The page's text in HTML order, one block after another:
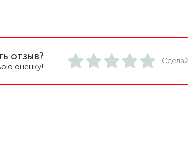
отзыв?
оценку!